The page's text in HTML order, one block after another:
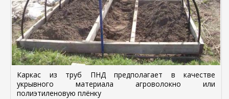
Каркас из труб ПНД предполагает в качестве
укрывного материала агроволокно или
полиэтиленовую плёнку